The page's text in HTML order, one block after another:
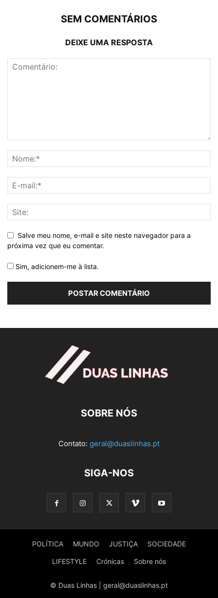
SEM COMENTÁRIOS
DEIXE UMA RESPOSTA
Salve meu nome, e-mail e site neste navegador para a
próxima vez que eu comentar.
Sim, adicionem-me à lista.
SOBRE NÓS
Contato: geral@duaslinhas.pt
SIGA-NOS
POLÍTICA MUNDO JUSTIÇA SOCIEDADE
LIFESTYLE Crónicas Sobre nós
© Duas Linhas | geral@duaslinhas.pt